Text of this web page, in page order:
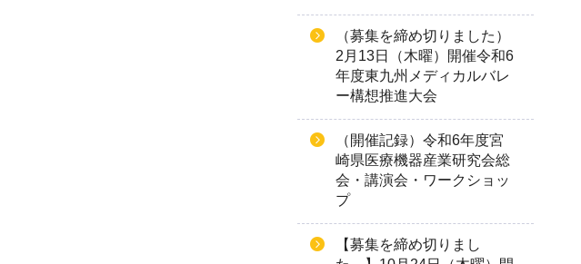
（募集を締め切りました）
2月13日（木曜）開催令和6
年度東九州メディカルバレ
ー構想推進大会
（開催記録）令和6年度宮
崎県医療機器産業研究会総
会・講演会・ワークショッ
プ
【募集を締め切りまし